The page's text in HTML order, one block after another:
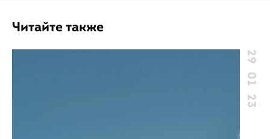
Читайте также
29 01 23